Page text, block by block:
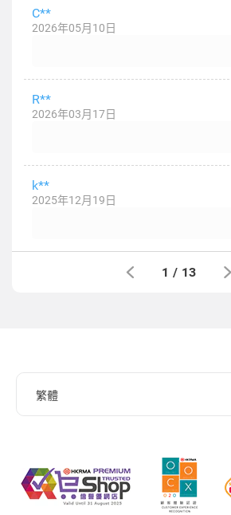
C**
2026年05月10日
R**
2026年03月17日
k**
2025年12月19日
1 / 13